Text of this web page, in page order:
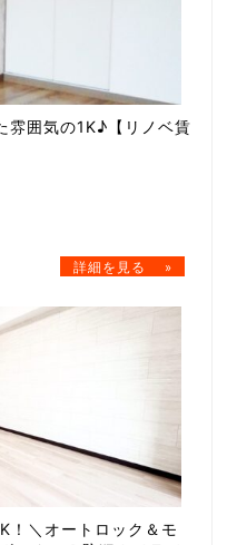
雰囲気の1K♪【リノベ賃
！＼オートロック＆モ